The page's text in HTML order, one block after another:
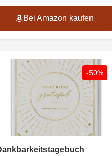
Bei Amazon kaufen
-50%